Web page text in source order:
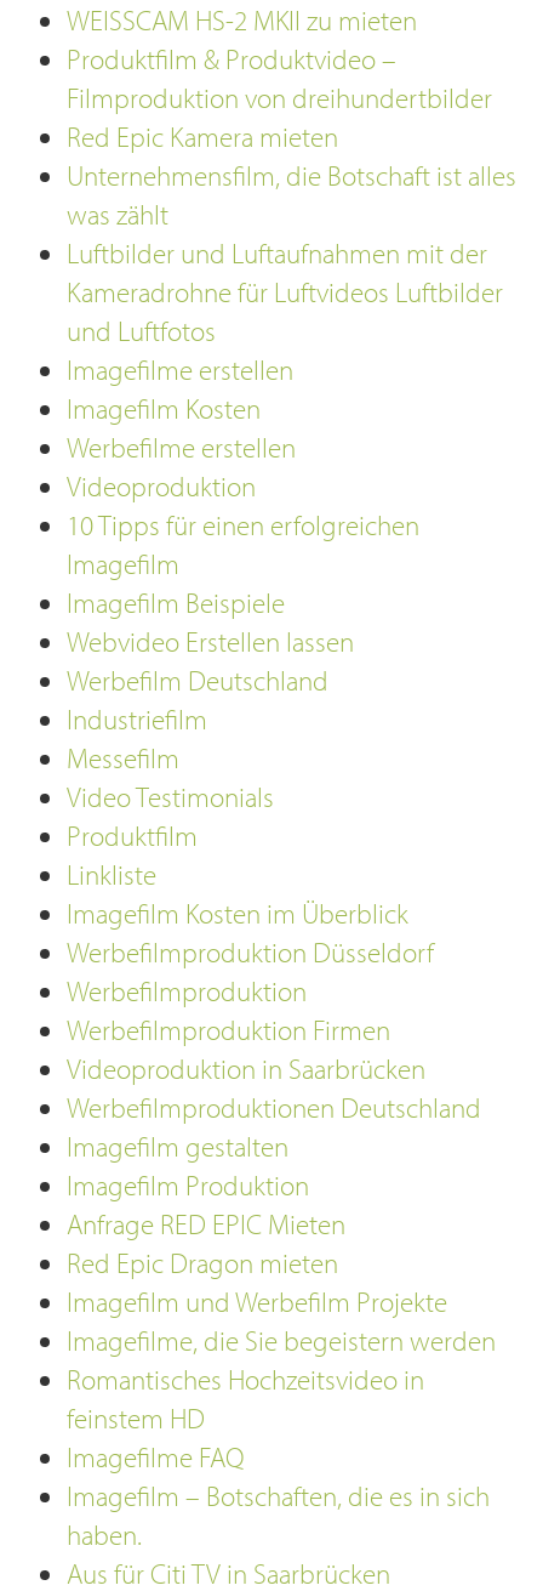
WEISSCAM HS-2 MKII zu mieten
Produktfilm & Produktvideo –
Filmproduktion von dreihundertbilder
Red Epic Kamera mieten
Unternehmensfilm, die Botschaft ist alles
was zählt
Luftbilder und Luftaufnahmen mit der
Kameradrohne für Luftvideos Luftbilder
und Luftfotos
Imagefilme erstellen
Imagefilm Kosten
Werbefilme erstellen
Videoproduktion
10 Tipps für einen erfolgreichen
Imagefilm
Imagefilm Beispiele
Webvideo Erstellen lassen
Werbefilm Deutschland
Industriefilm
Messefilm
Video Testimonials
Produktfilm
Linkliste
Imagefilm Kosten im Überblick
Werbefilmproduktion Düsseldorf
Werbefilmproduktion
Werbefilmproduktion Firmen
Videoproduktion in Saarbrücken
Werbefilmproduktionen Deutschland
Imagefilm gestalten
Imagefilm Produktion
Anfrage RED EPIC Mieten
Red Epic Dragon mieten
Imagefilm und Werbefilm Projekte
Imagefilme, die Sie begeistern werden
Romantisches Hochzeitsvideo in
feinstem HD
Imagefilme FAQ
Imagefilm – Botschaften, die es in sich
haben.
Aus für Citi TV in Saarbrücken